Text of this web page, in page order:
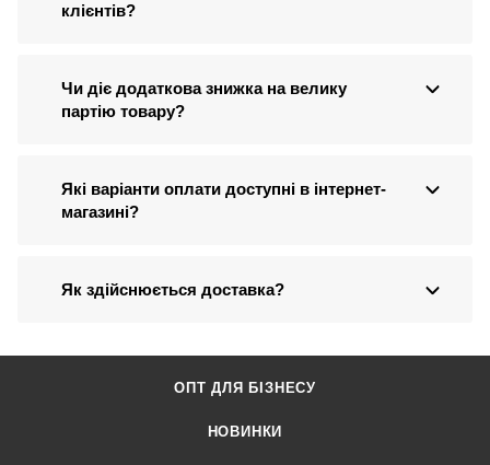
клієнтів?
Чи діє додаткова знижка на велику
партію товару?
Які варіанти оплати доступні в інтернет-
магазині?
Як здійснюється доставка?
ОПТ ДЛЯ БІЗНЕСУ
НОВИНКИ